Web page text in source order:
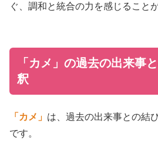
ぐ、調和と統合の力を感じること
「カメ」の過去の出来事
釈
「カメ」 は、過去の出来事との結
です。